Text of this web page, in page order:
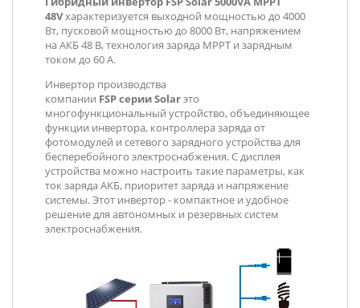
48Vхарактеризуется выходной мощностью до 4000
Вт, пусковой мощностью до 8000 Вт, напряжением
на АКБ 48 В, технология заряда MPPT и зарядным
током до 60 А.
Инвертор производства
компании FSPсерииSolarэто
многофункциональный устройство, объединяющее
функции инвертора, контроллера заряда от
фотомодулей и сетевого зарядного устройства для
бесперебойного электроснабжения. С дисплея
устройства можно настроить такие параметры, как
ток заряда АКБ, приоритет заряда и напряжение
системы. Этот инвертор - компактное и удобное
решение для автономных и резервных систем
электроснабжения.